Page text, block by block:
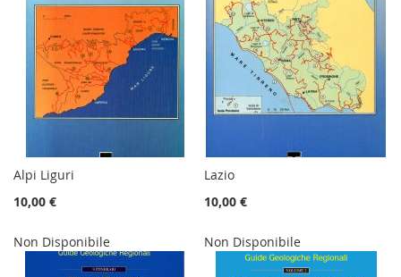
Alpi Liguri
10,00 €
Non Disponibile
Lazio
10,00 €
Non Disponibile